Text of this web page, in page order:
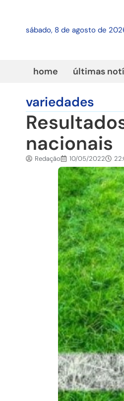
sábado, 8 de agosto de
home últimas
variedades
nacionais
Redação 10/05/2022